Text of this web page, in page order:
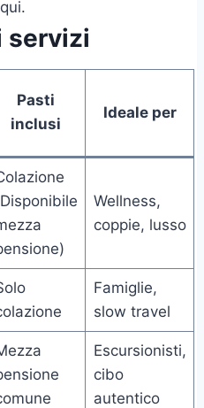
servizi
Pasti
inclusi
Ideale per
Wellness,
coppie, lusso
Famiglie,
slow travel
Escursionisti,
cibo
autentico